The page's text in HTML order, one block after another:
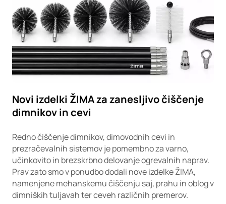
Novi izdelki ŽIMA za zanesljivo čiščenje
dimnikov in cevi
Redno čiščenje dimnikov, dimovodnih cevi in
prezračevalnih sistemov je pomembno za varno,
učinkovito in brezskrbno delovanje ogrevalnih naprav.
Prav zato smo v ponudbo dodali nove izdelke ŽIMA,
namenjene mehanskemu čiščenju saj, prahu in oblog v
dimniških tuljavah ter ceveh različnih premerov.